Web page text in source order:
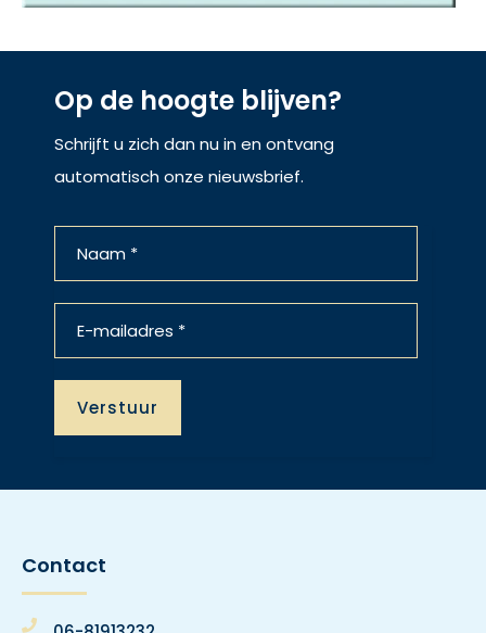
Op de hoogte blijven?
Schrijft u zich dan nu in en ontvang
automatisch onze nieuwsbrief.
Contact